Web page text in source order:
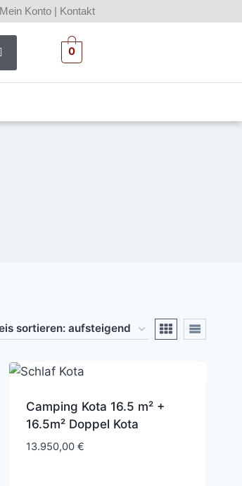
Mein Konto Kontakt
0
Camping Kota 16.5 m² +
16.5m² Doppel Kota
13.950,00 €